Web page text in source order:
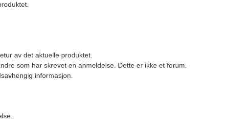
av det aktuelle produktet.
som har skrevet en anmeldelse. Dette er ikke et forum.
informasjon.